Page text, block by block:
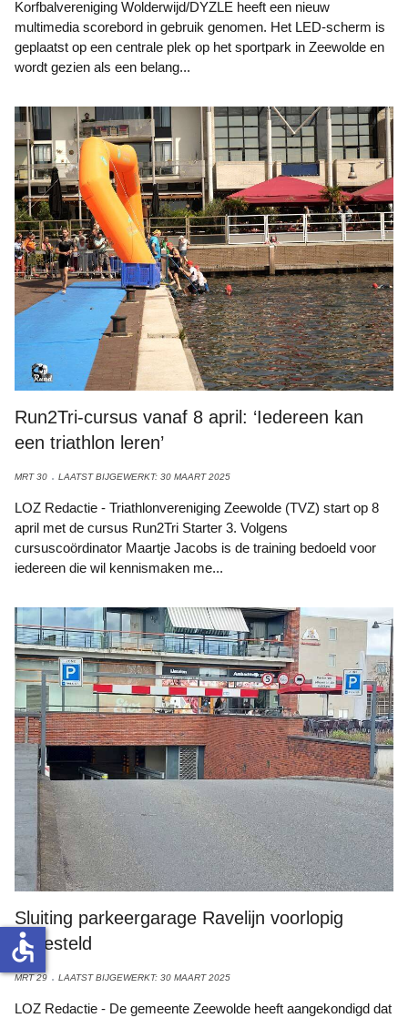
Korfbalvereniging Wolderwijd/DYZLE heeft een nieuw
multimedia scorebord in gebruik genomen. Het LED-scherm is
geplaatst op een centrale plek op het sportpark in Zeewolde en
wordt gezien als een belang...
Run2Tri-cursus vanaf 8 april: ‘Iedereen kan
een triathlon leren’
MRT 30 LAATST BIJGEWERKT: 30 MAART 2025
LOZ Redactie - Triathlonvereniging Zeewolde (TVZ) start op 8
april met de cursus Run2Tri Starter 3. Volgens
cursuscoördinator Maartje Jacobs is de training bedoeld voor
iedereen die wil kennismaken me...
Sluiting parkeergarage Ravelijn voorlopig
uitgesteld
MRT 29 LAATST BIJGEWERKT: 30 MAART 2025
LOZ Redactie - De gemeente Zeewolde heeft aangekondigd dat
accessible